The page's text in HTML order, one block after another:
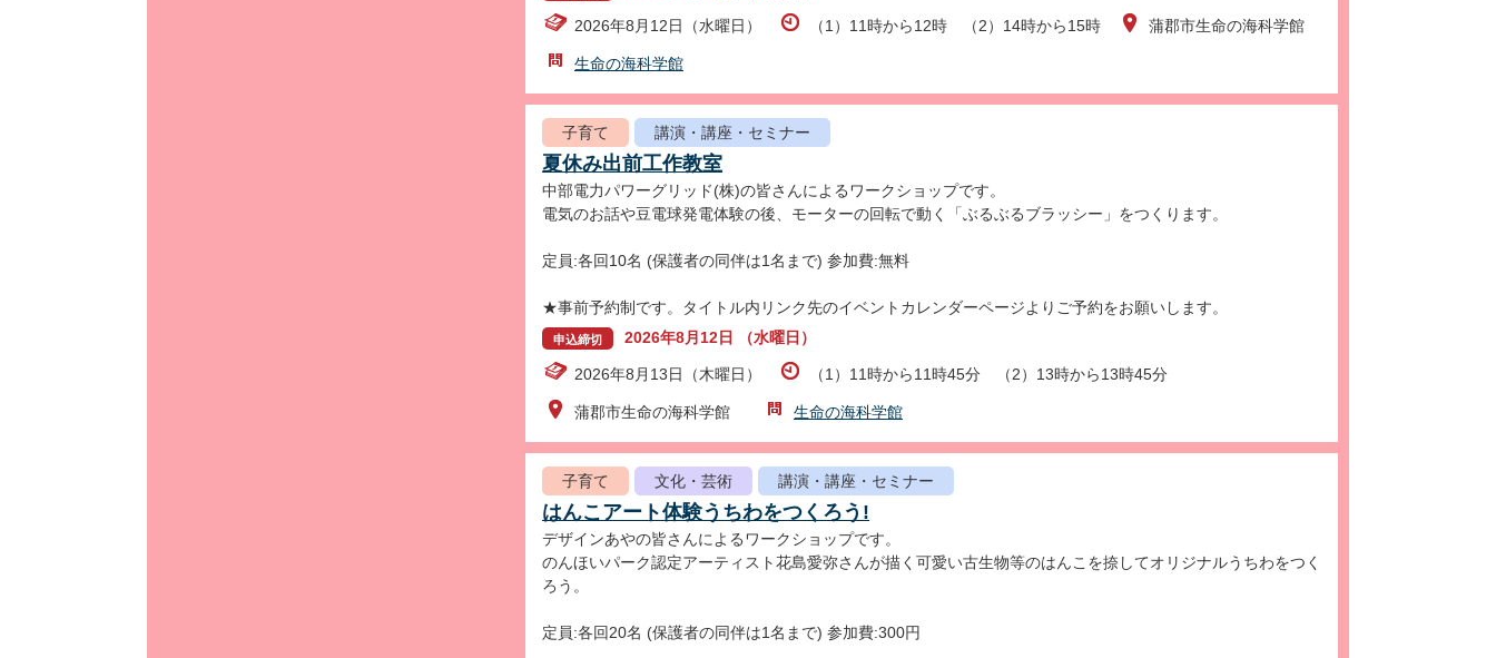
2026年8月12日（水曜日） （1）11時から12時 （2）14時から15時 蒲郡市生命の海科学館
生命の海科学館
子育て 講演・講座・セミナー
夏休み出前工作教室
中部電力パワーグリッド(株)の皆さんによるワークショップです。
電気のお話や豆電球発電体験の後、モーターの回転で動く「ぶるぶるブラッシー」をつくります。
定員:各回10名 (保護者の同伴は1名まで) 参加費:無料
★事前予約制です。タイトル内リンク先のイベントカレンダーページよりご予約をお願いします。
申込締切 2026年8月12日 （水曜日）
2026年8月13日（木曜日） （1）11時から11時45分 （2）13時から13時45分
蒲郡市生命の海科学館 生命の海科学館
子育て 文化・芸術 講演・講座・セミナー
はんこアート体験うちわをつくろう!
デザインあやの皆さんによるワークショップです。
のんほいパーク認定アーティスト花島愛弥さんが描く可愛い古生物等のはんこを捺してオリジナルうちわをつく
ろう。
定員:各回20名 (保護者の同伴は1名まで) 参加費:300円